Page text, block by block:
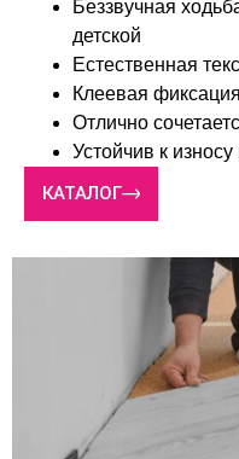
Беззвучная
детской
Естественная
Клеевая
Отлично
Устойчив к
КАТАЛОГ